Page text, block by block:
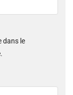
dans le